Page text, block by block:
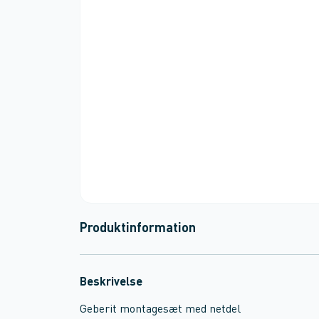
Produktinformation
Beskrivelse
Geberit montagesæt med netdel